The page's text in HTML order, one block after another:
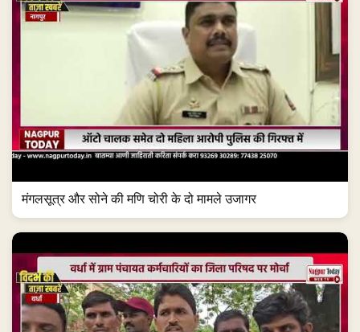
वर्धा में ग्राम पंचायत कर्मचारियों का जिला परिषद पर मोर्चा
#vidarbhanews #wardha...